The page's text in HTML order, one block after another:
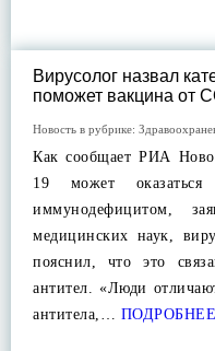
Вирусолог назвал
поможет вакцина от
Новость в рубрике:
Как сообщает РИА
19 может
иммунодефицитом,
медицинских наук,
пояснил, что это
антител. «Люди
антитела,… ПОДРОБНЕЕ